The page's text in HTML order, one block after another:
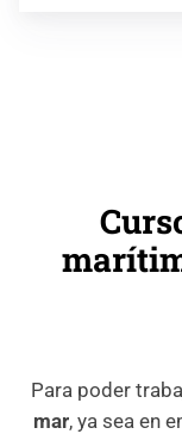
Para poder
mar, ya sea en